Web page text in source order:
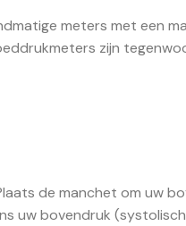
meters met een
zijn
de manchet om uw
uw bovendruk